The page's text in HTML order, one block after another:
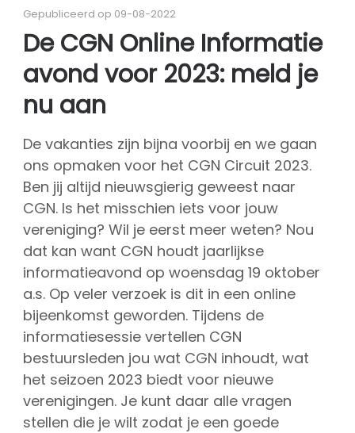
Missie, visie & kernwaarden
Vrienden van CGN
Vrijwilligers
CGN bestuur
Dedication award
kaartverkoop
Sponsoren
shop
CGNcompetitie
Seizoen contests
Seizoen deelnemers
Seizoen programma's
CGN Champions
CGN fonds 2020
Gepubliceerd op 09-08-2022
De CGN Online Informatie
avond voor 2023: meld je
nu aan
De vakanties zijn bijna voorbij en we gaan
ons opmaken voor het CGN Circuit 2023.
Ben jij altijd nieuwsgierig geweest naar
CGN. Is het misschien iets voor jouw
vereniging? Wil je eerst meer weten? Nou
dat kan want CGN houdt jaarlijkse
informatieavond op woensdag 19 oktober
a.s. Op veler verzoek is dit in een online
bijeenkomst geworden. Tijdens de
informatiesessie vertellen CGN
bestuursleden jou wat CGN inhoudt, wat
het seizoen 2023 biedt voor nieuwe
verenigingen. Je kunt daar alle vragen
stellen die je wilt zodat je een goede